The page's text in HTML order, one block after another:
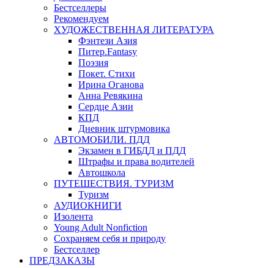
Бестселлеры
Рекомендуем
ХУДОЖЕСТВЕННАЯ ЛИТЕРАТУРА
Фэнтези Азия
Питер.Fantasy
Поэзия
Покет. Стихи
Ирина Оганова
Анна Ревякина
Сердце Азии
КПД
Дневник штурмовика
АВТОМОБИЛИ. ПДД
Экзамен в ГИБДД и ПДД
Штрафы и права водителей
Автошкола
ПУТЕШЕСТВИЯ. ТУРИЗМ
Туризм
АУДИОКНИГИ
Изолента
Young Adult Nonfiction
Сохраняем себя и природу
Бестселлер
ПРЕДЗАКАЗЫ